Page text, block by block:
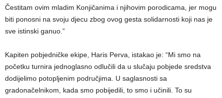
Čestitam ovim mladim Konjičanima i njihovim porodicama, jer mogu
biti ponosni na svoju djecu zbog ovog gesta solidarnosti koji nas je
sve istinski ganuo.”
Kapiten pobjedničke ekipe, Haris Perva, istakao je: “Mi smo na
početku turnira jednoglasno odlučili da u slučaju pobjede sredstva
dodijelimo potopljenim područjima. U saglasnosti sa
gradonačelnikom, kada smo pobijedili, to smo i učinili. To su